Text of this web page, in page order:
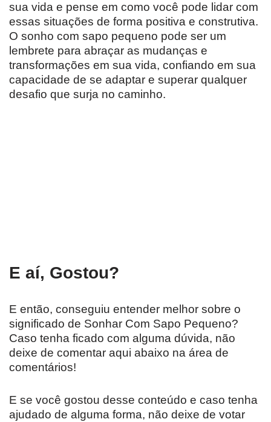
sua vida e pense em como você pode lidar com
essas situações de forma positiva e construtiva.
O sonho com sapo pequeno pode ser um
lembrete para abraçar as mudanças e
transformações em sua vida, confiando em sua
capacidade de se adaptar e superar qualquer
desafio que surja no caminho.
E aí, Gostou?
E então, conseguiu entender melhor sobre o
significado de Sonhar Com Sapo Pequeno?
Caso tenha ficado com alguma dúvida, não
deixe de comentar aqui abaixo na área de
comentários!
E se você gostou desse conteúdo e caso tenha
ajudado de alguma forma, não deixe de votar